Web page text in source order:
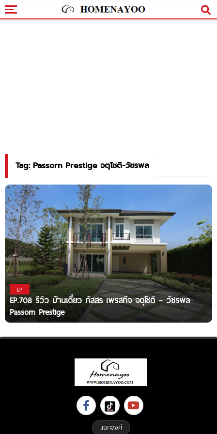
Tag: Passorn Prestige จตุโชติ-วัชรพล
EP
EP.708 รีวิว บ้านเดี่ยว ภัสสร เพรสทีจ จตุโชติ – วัชรพล
Passorn Prestige
แลกลิงค์